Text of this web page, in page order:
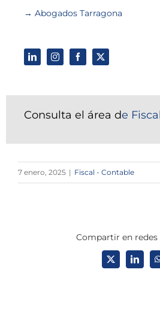
→ Abogados Tarragona
Consulta el área de Fiscal
7 enero, 2025 | Fiscal - Contable
Compartir en redes
X